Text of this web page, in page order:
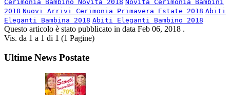
Cerimonia Bambino Novita 2018 Novita Cerimonia Bambini
2018 Nuovi Arrivi Cerimonia Primavera Estate 2018 Abiti
Eleganti Bambina 2018 Abiti Eleganti Bambino 2018
Questo articolo è stato pubblicato in data Feb 06, 2018 .
Vis. da 1 a 1 di 1 (1 Pagine)
Ultime News Postate